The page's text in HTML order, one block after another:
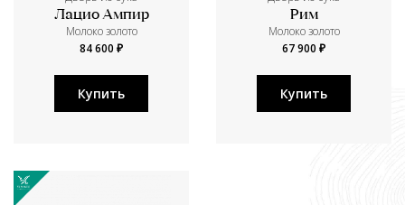
Лацио Ампир
Молоко золото
84 600 ₽
Купить
Рим
Молоко золото
67 900 ₽
Купить